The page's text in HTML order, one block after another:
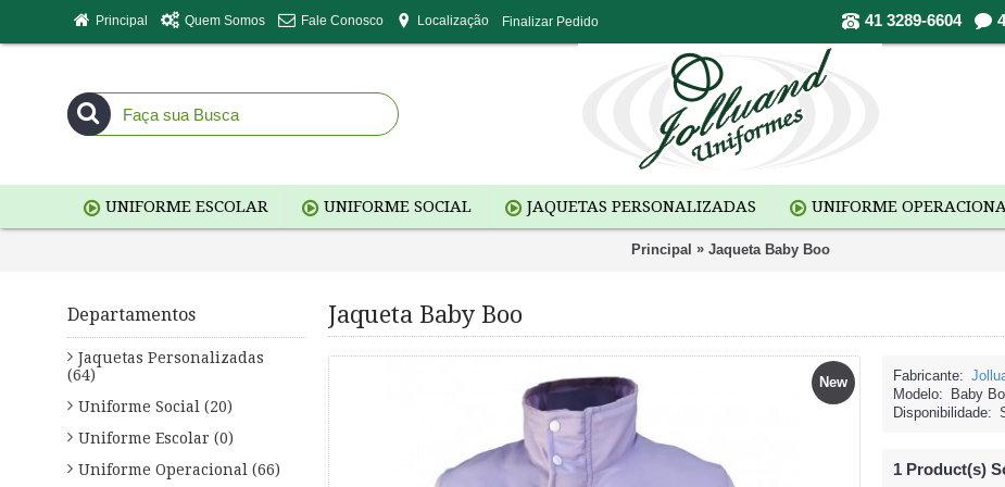
Principal Quem Somos Fale Conosco Localização Finalizar Pedido 41 3289-6604
UNIFORME ESCOLAR UNIFORME SOCIAL JAQUETAS PERSONALIZADAS UNIFORME
Principal » Jaqueta Baby Boo
Departamentos
Jaquetas Personalizadas
(64)
Uniforme Social (20)
Uniforme Escolar (0)
Uniforme Operacional (66)
Jaqueta Baby Boo
New Fabricante:
Modelo:
Baby
Disponibilidade:
1 Product(s)